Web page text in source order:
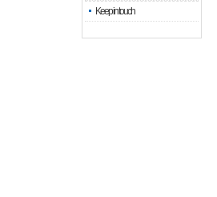
Keep in touch